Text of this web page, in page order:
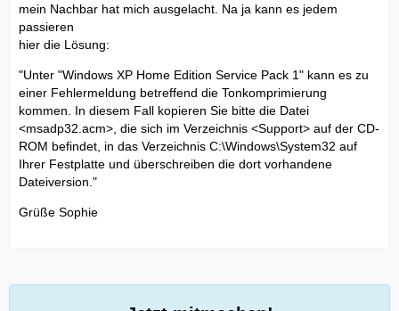
mein Nachbar hat mich ausgelacht. Na ja kann es jedem
passieren
hier die Lösung:
"Unter "Windows XP Home Edition Service Pack 1" kann es zu
einer Fehlermeldung betreffend die Tonkomprimierung
kommen. In diesem Fall kopieren Sie bitte die Datei
<msadp32.acm>, die sich im Verzeichnis <Support> auf der CD-
ROM befindet, in das Verzeichnis C:\Windows\System32 auf
Ihrer Festplatte und überschreiben die dort vorhandene
Dateiversion."
Grüße Sophie